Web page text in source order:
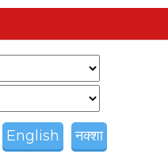
English नक्शा